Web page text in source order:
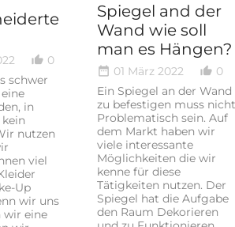
thumb_up_alt 0
schwer
in
nutzen
viel
Up
wir uns
wir eine
Spiegel and der
Wand wie soll
man es Hängen?
date_range 01 März 2022 thumb_up_alt 0
Ein Spiegel an der Wand
zu befestigen muss nicht
Problematisch sein. Auf
dem Markt haben wir
viele interessante
Möglichkeiten die wir
kenne für diese
Tätigkeiten nutzen. Der
Spiegel hat die Aufgabe
den Raum Dekorieren